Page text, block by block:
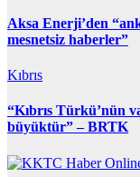
Aksa Enerji’den
mesnetsiz haberler”
Kıbrıs
“Kıbrıs Türkü’nün
büyüktür” – BRTK